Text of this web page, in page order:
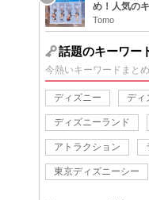
め！人気の
アグッズにお
Tomo
話題のキーワー
今熱いキーワードまとめ
ディズニー ディ
ディズニーランド
アトラクション
東京ディズニーシー